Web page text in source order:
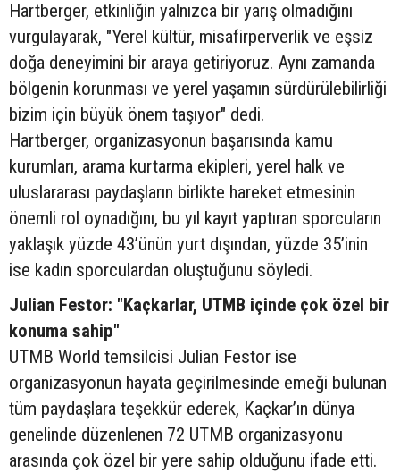
Hartberger, etkinliğin yalnızca bir yarış olmadığını
vurgulayarak, "Yerel kültür, misafirperverlik ve eşsiz
doğa deneyimini bir araya getiriyoruz. Aynı zamanda
bölgenin korunması ve yerel yaşamın sürdürülebilirliği
bizim için büyük önem taşıyor" dedi.
Hartberger, organizasyonun başarısında kamu
kurumları, arama kurtarma ekipleri, yerel halk ve
uluslararası paydaşların birlikte hareket etmesinin
önemli rol oynadığını, bu yıl kayıt yaptıran sporcuların
yaklaşık yüzde 43’ünün yurt dışından, yüzde 35’inin
ise kadın sporculardan oluştuğunu söyledi.
Julian Festor: "Kaçkarlar, UTMB içinde çok özel bir
konuma sahip"
UTMB World temsilcisi Julian Festor ise
organizasyonun hayata geçirilmesinde emeği bulunan
tüm paydaşlara teşekkür ederek, Kaçkar’ın dünya
genelinde düzenlenen 72 UTMB organizasyonu
arasında çok özel bir yere sahip olduğunu ifade etti.